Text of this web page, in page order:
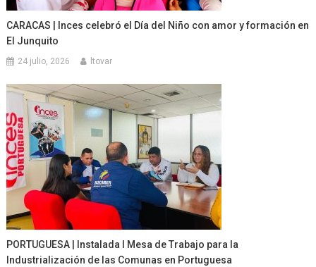
CARACAS | Inces celebró el Día del Niño con amor y formación en
El Junquito
24 julio, 2026 ltovar
PORTUGUESA | Instalada I Mesa de Trabajo para la
Industrialización de las Comunas en Portuguesa